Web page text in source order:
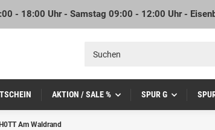
- 18:00 Uhr - Samstag 09:00 - 12:00 Uhr -
AKTION / SALE % SPUR G
Am Waldrand